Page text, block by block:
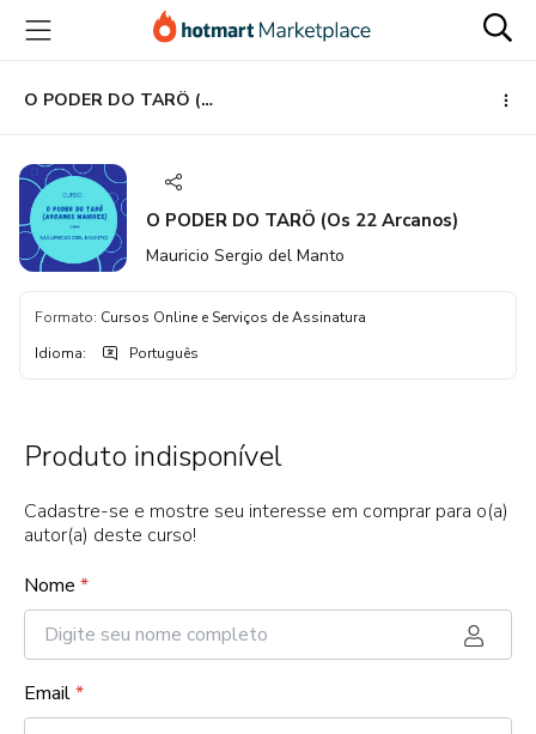
para
conteúdo
principal
para
pagamento
para
rodapé
O PODER DO TARÔ (Os 22 Arcanos)
O PODER DO TARÔ (Os 22 Arcanos)
Mauricio Sergio del Manto
Formato: Cursos Online e Serviços de Assinatura
Idioma: Português
Produto indisponível
Cadastre-se e mostre seu interesse em comprar para o(a)
autor(a) deste curso!
Nome *
Email*